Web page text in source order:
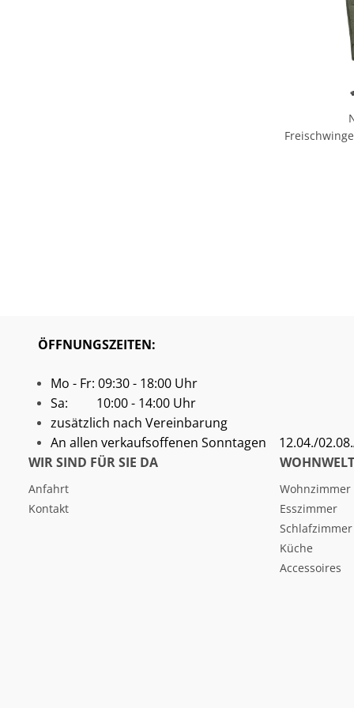
ÖFFNUNGSZEITEN:
Mo - Fr: 09:30 - 18:00 Uhr
Sa: 10:00 - 14:00 Uhr
zusätzlich nach Vereinbarung
An allen verkaufsoffenen Sonntagen
12.04./
WIR SIND FÜR SIE DA
Anfahrt
Kontakt
Wohnzimmer
Esszimmer
Schlafzimmer
Küche
Accessoires